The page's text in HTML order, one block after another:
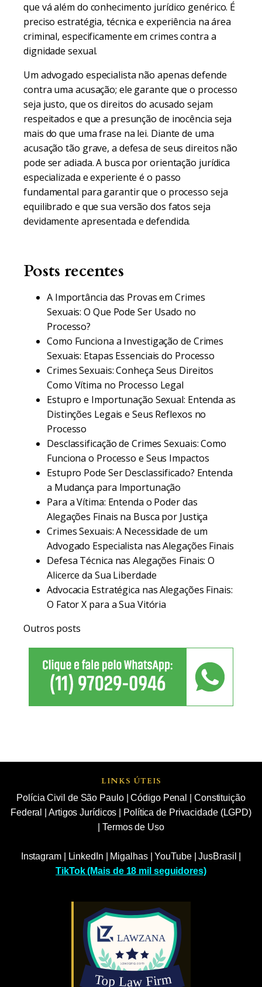
que vá além do conhecimento jurídico genérico. É
preciso estratégia, técnica e experiência na área
criminal, especificamente em crimes contra a
dignidade sexual.
Um advogado especialista não apenas defende
contra uma acusação; ele garante que o processo
seja justo, que os direitos do acusado sejam
respeitados e que a presunção de inocência seja
mais do que uma frase na lei. Diante de uma
acusação tão grave, a defesa de seus direitos não
pode ser adiada. A busca por orientação jurídica
especializada e experiente é o passo
fundamental para garantir que o processo seja
equilibrado e que sua versão dos fatos seja
devidamente apresentada e defendida.
Posts recentes
A Importância das Provas em Crimes
Sexuais: O Que Pode Ser Usado no
Processo?
Como Funciona a Investigação de Crimes
Sexuais: Etapas Essenciais do Processo
Crimes Sexuais: Conheça Seus Direitos
Como Vítima no Processo Legal
Estupro e Importunação Sexual: Entenda as
Distinções Legais e Seus Reflexos no
Processo
Desclassificação de Crimes Sexuais: Como
Funciona o Processo e Seus Impactos
Estupro Pode Ser Desclassificado? Entenda
a Mudança para Importunação
Para a Vítima: Entenda o Poder das
Alegações Finais na Busca por Justiça
Crimes Sexuais: A Necessidade de um
Advogado Especialista nas Alegações Finais
Defesa Técnica nas Alegações Finais: O
Alicerce da Sua Liberdade
Advocacia Estratégica nas Alegações Finais:
O Fator X para a Sua Vitória
Outros posts
LINKS ÚTEIS
Polícia Civil de São Paulo|Código Penal
Constituição
Federal
Artigos Jurídicos
Política de Privacidade (LGPD)
|Termos de Uso
Instagram| LinkedIn Migalhas|YouTube|JusBrasil
TikTok (Mais de 18 mil seguidores)